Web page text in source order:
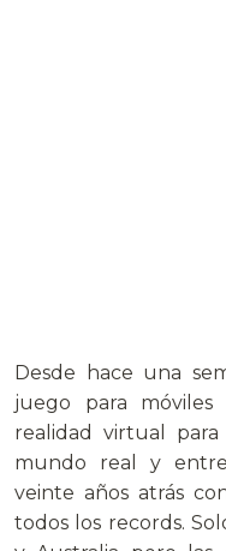
Desde hace una
juego para
realidad virtual
mundo real y
veinte años atrás
todos los records.